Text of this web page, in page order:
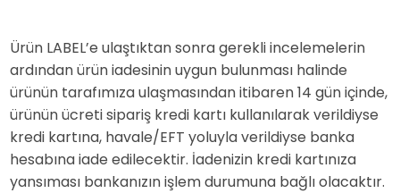
Ürün LABEL’e ulaştıktan sonra gerekli incelemelerin
ardından ürün iadesinin uygun bulunması halinde
ürünün tarafımıza ulaşmasından itibaren 14 gün içinde,
ürünün ücreti sipariş kredi kartı kullanılarak verildiyse
kredi kartına, havale/EFT yoluyla verildiyse banka
hesabına iade edilecektir. İadenizin kredi kartınıza
yansıması bankanızın işlem durumuna bağlı olacaktır.